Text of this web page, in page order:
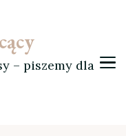
– piszemy dla